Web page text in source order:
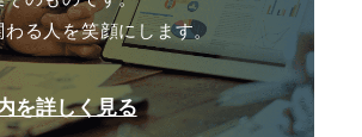
る人を笑顔にします。
を詳しく見る